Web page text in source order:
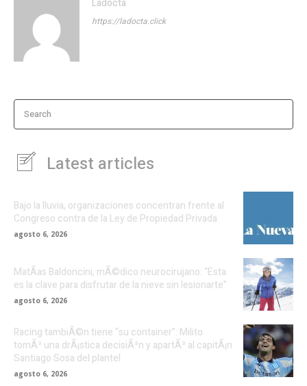
Ladocta
https://ladocta.click
Search
Latest articles
Bajo la lluvia, organizaciones concentran frente al
Congreso contra de la Ley de Propiedad Privada
agosto 6, 2026
MatÃ­as Baldoncini, mÃ©dico neurocirujano: “Esta
es la clave para disfrutar de la nieve sin lesionarte”
agosto 6, 2026
Racing tambiÃ©n tiene “su container”: Milito
tomÃ³ una drÃ¡stica decisiÃ³n y apartÃ³ al capitÃ¡n
Santiago Sosa del plantel
agosto 6, 2026